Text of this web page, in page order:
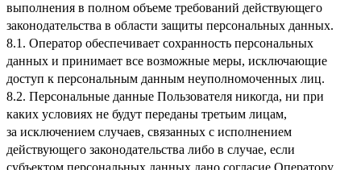
выполнения в полном объеме требований действующего
законодательства в области защиты персональных данных.
8.1. Оператор обеспечивает сохранность персональных
данных и принимает все возможные меры, исключающие
доступ к персональным данным неуполномоченных лиц.
8.2. Персональные данные Пользователя никогда, ни при
каких условиях не будут переданы третьим лицам,
за исключением случаев, связанных с исполнением
действующего законодательства либо в случае, если
субъектом персональных данных дано согласие Оператору